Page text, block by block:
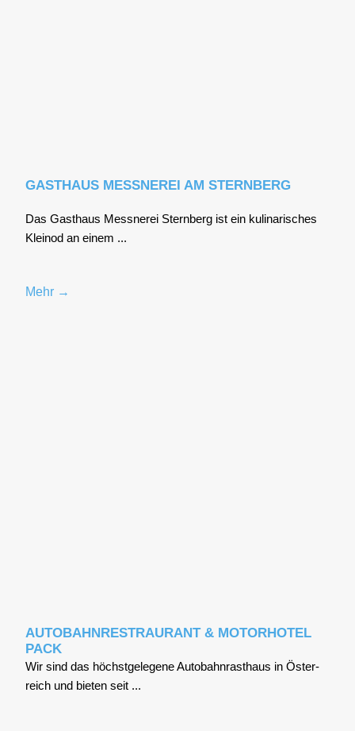
GASTHAUS MESSNEREI AM STERNBERG
Das Gast­haus Mess­ne­rei Stern­berg ist ein kuli­na­ri­sches
Klein­od an einem ...
Mehr →
AUTOBAHNRESTRAURANT & MOTORHOTEL
PACK
Wir sind das höchst­ge­le­ge­ne Auto­bahn­r­ast­haus in Öster­
reich und bie­ten seit ...